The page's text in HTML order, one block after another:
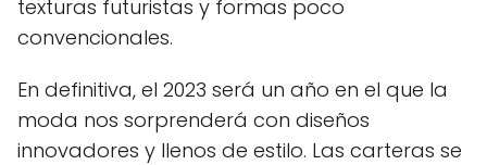
texturas futuristas y formas poco
convencionales.
En definitiva, el 2023 será un año en el que la
moda nos sorprenderá con diseños
innovadores y llenos de estilo. Las carteras se